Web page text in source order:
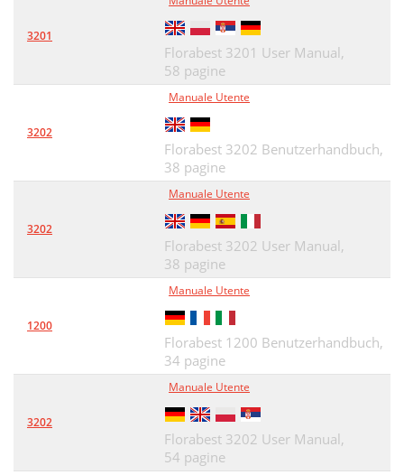
Reinigen und Pﬂ egen
34
Garantie und Service
35
3201
Florabest 3201 User Manual,
58 pagine
3202
Manuale Utente
Florabest 3202 Benutzerhandbuch,
38 pagine
3202
Manuale Utente
Florabest 3202 User Manual,
38 pagine
1200
Manuale Utente
Florabest 1200 Benutzerhandbuch,
34 pagine
3202
Manuale Utente
Florabest 3202 User Manual,
54 pagine